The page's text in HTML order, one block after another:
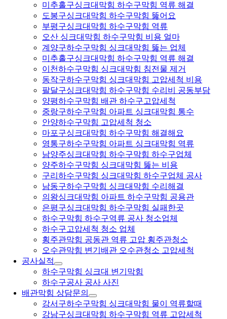
미추홀구싱크대막힘 하수구막힘 역류 해결
도봉구싱크대막힘 하수구막힘 뚫어요
부평구싱크대막힘 하수구막힘 역류
오산 싱크대막힘 하수구막힘 비용 얼마
계양구하수구막힘 싱크대막힘 뚫는 업체
미추홀구싱크대막힘 하수구막힘 역류 해결
이천하수구막힘 싱크대막힘 침전물 제거
동작구하수구막힘 싱크대막힘 고압세척 비용
팔달구싱크대막힘 하수구막힘 수리비 공동부담
양평하수구막힘 배관 하수구고압세척
중랑구하수구막힘 아파트 싱크대막힘 통수
안양하수구막힘 고압세척 청소
마포구싱크대막힘 하수구막힘 해결해요
영통구하수구막힘 아파트 싱크대막힘 역류
남양주싱크대막힘 하수구막힘 하수구업체
양주하수구막힘 싱크대막힘 뚫는 비용
구리하수구막힘 싱크대막힘 하수구업체 공사
남동구하수구막힘 싱크대막힘 수리해결
의왕싱크대막힘 아파트 하수구막힘 공용관
은평구싱크대막힘 하수구막힘 실패한곳
하수구막힘 하수구역류 공사 청소업체
하수구고압세척 청소 업체
횡주관막힘 공동관 역류 고압 횡주관청소
오수관막힘 변기배관 오수관청소 고압세척
공사실적
하수구막힘 싱크대 변기막힘
하수구공사 공사 사진
배관막힘 상담문의
강서구하수구막힘 싱크대막힘 물이 역류할때
강남구싱크대막힘 하수구막힘 역류 고압세척